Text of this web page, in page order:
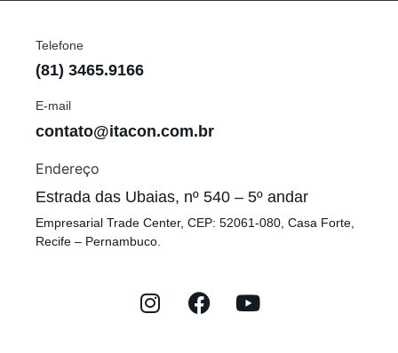
Telefone
(81) 3465.9166
E-mail
contato@itacon.com.br
Endereço
Estrada das Ubaias, nº 540 – 5º andar
Empresarial Trade Center, CEP: 52061-080, Casa Forte,
Recife – Pernambuco.